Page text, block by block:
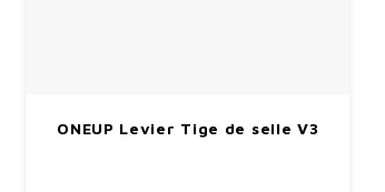
ONEUP Levier Tige de selle V3